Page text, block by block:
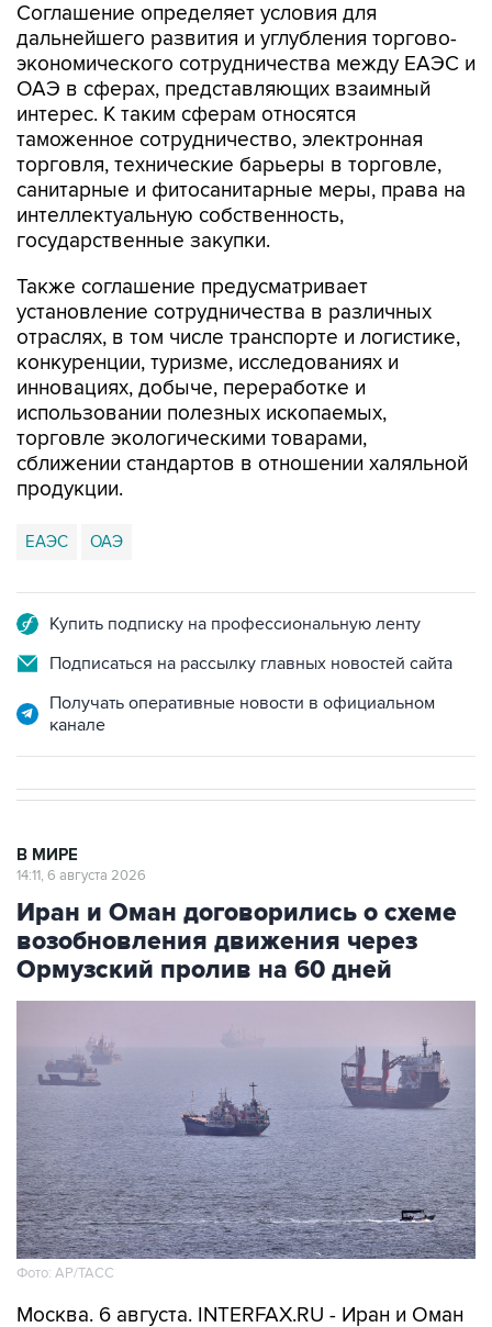
Соглашение определяет условия для
дальнейшего развития и углубления торгово-
экономического сотрудничества между ЕАЭС и
ОАЭ в сферах, представляющих взаимный
интерес. К таким сферам относятся
таможенное сотрудничество, электронная
торговля, технические барьеры в торговле,
санитарные и фитосанитарные меры, права на
интеллектуальную собственность,
государственные закупки.
Также соглашение предусматривает
установление сотрудничества в различных
отраслях, в том числе транспорте и логистике,
конкуренции, туризме, исследованиях и
инновациях, добыче, переработке и
использовании полезных ископаемых,
торговле экологическими товарами,
сближении стандартов в отношении халяльной
продукции.
ЕАЭС ОАЭ
Купить подписку на профессиональную ленту
Подписаться на рассылку главных новостей сайта
Получать оперативные новости в официальном
канале
В МИРЕ
14:11, 6 августа 2026
Иран и Оман договорились о схеме
возобновления движения через
Ормузский пролив на 60 дней
Фото: AP/ТАСС
Москва. 6 августа. INTERFAX.RU - Иран и Оман